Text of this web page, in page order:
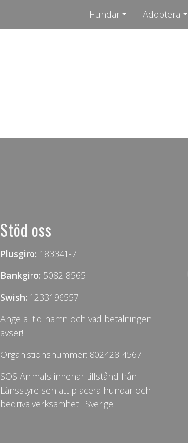
Hundar Adoptera
Stöd oss
Plusgiro: 183341-7
Bankgiro: 5082-8565
Swish: 1233196557
Ange alltid namn och vad betalningen
avser!
Organistionsnummer: 802428-4567
SOS Animals innehar tillstånd från
Länsstyrelsen att placera hundar och
bedriva verksamhet i Sverige